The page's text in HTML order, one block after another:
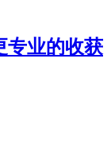
专业的收获